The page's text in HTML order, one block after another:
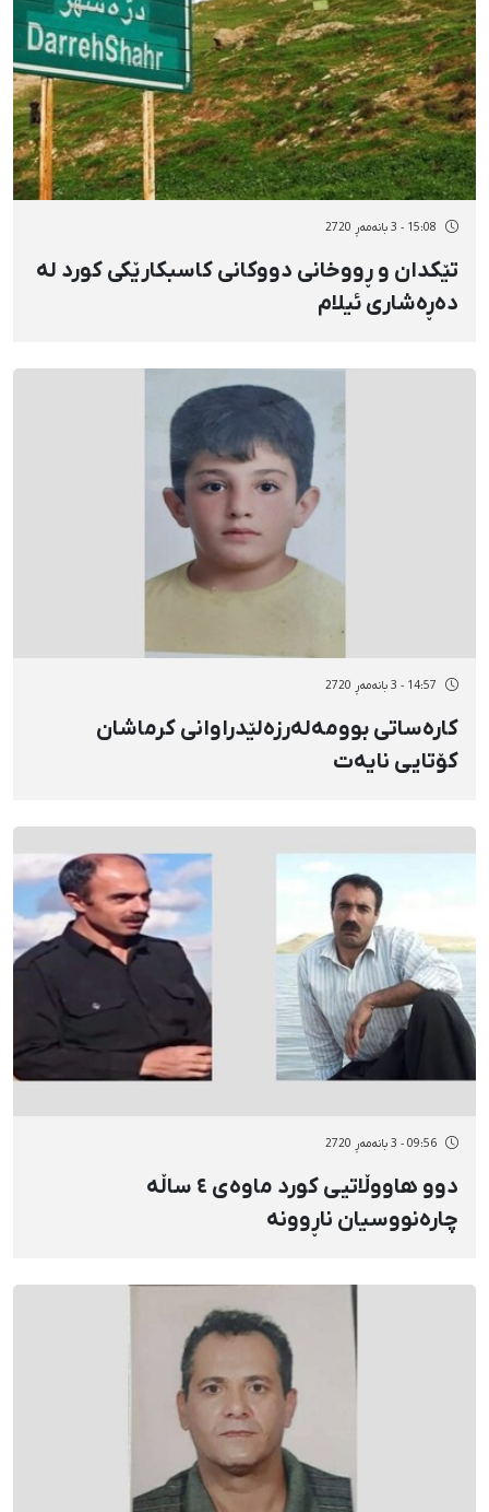
15:08 - 3 بانەمەڕ 2720
تێکدان و ڕووخانی دووکانی کاسبکارێکی کورد لە
دەڕەشاری ئیلام
14:57 - 3 بانەمەڕ 2720
کارەساتی بوومەلەرزەلێدراوانی کرماشان
کۆتایی نایەت
09:56 - 3 بانەمەڕ 2720
دوو هاووڵاتیی کورد ماوەی ٤ ساڵە
چارەنووسیان ناڕوونە